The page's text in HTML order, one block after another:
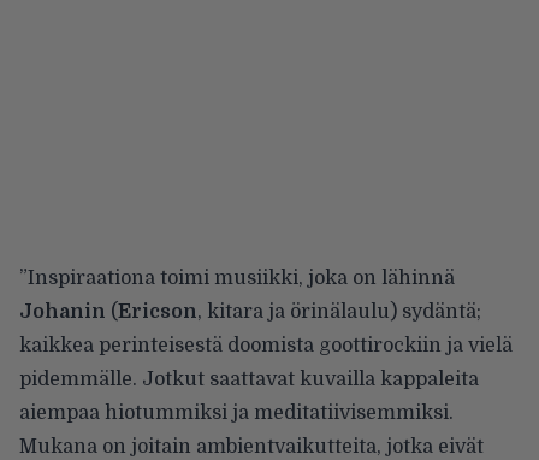
”Inspiraationa toimi musiikki, joka on lähinnä
Johanin (Ericson, kitara ja örinälaulu) sydäntä;
kaikkea perinteisestä doomista goottirockiin ja vielä
pidemmälle. Jotkut saattavat kuvailla kappaleita
aiempaa hiotummiksi ja meditatiivisemmiksi.
Mukana on joitain ambientvaikutteita, jotka eivät